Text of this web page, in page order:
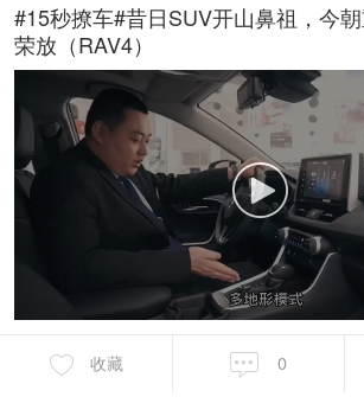
#15秒撩车#昔日SUV开山鼻祖，今
荣放（RAV4）
收藏 0